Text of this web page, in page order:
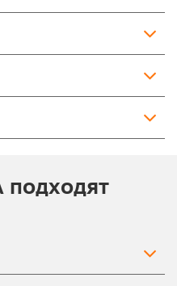
ПОДХОДЯТ